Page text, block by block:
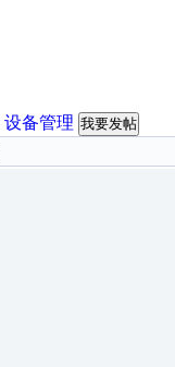
设备管理 我要发帖